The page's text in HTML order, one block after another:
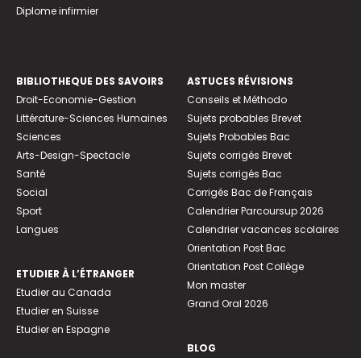
Diplome infirmier
BIBLIOTHEQUE DES SAVOIRS
Droit-Economie-Gestion
Littérature-Sciences Humaines
Sciences
Arts-Design-Spectacle
Santé
Social
Sport
Langues
ETUDIER À L’ÉTRANGER
Etudier au Canada
Etudier en Suisse
Etudier en Espagne
ASTUCES RÉVISIONS
Conseils et Méthodo
Sujets probables Brevet
Sujets Probables Bac
Sujets corrigés Brevet
Sujets corrigés Bac
Corrigés Bac de Français
Calendrier Parcoursup 2026
Calendrier vacances scolaires
Orientation Post Bac
Orientation Post Collège
Mon master
Grand Oral 2026
BLOG